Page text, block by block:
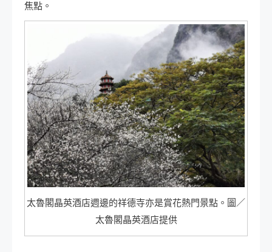
焦點。
太魯閣晶英酒店週邊的祥德寺亦是賞花熱門景點。圖／
太魯閣晶英酒店提供